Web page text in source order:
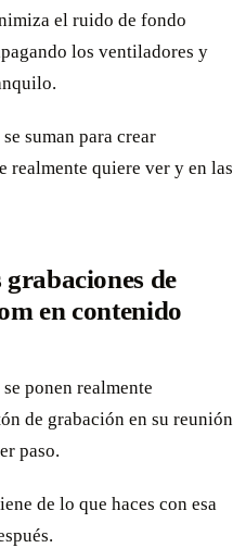
el ruido de fondo
los ventiladores y
suman para crear
realmente quiere ver y en las
de
en contenido
ponen realmente
de grabación en su reunión
paso.
de lo que haces con esa